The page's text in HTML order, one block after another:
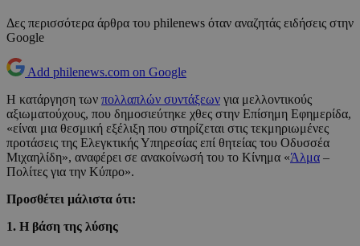
Δες περισσότερα άρθρα του philenews όταν αναζητάς ειδήσεις στην
Google
Add philenews.com on Google
Η κατάργηση των πολλαπλών συντάξεων για μελλοντικούς
αξιωματούχους, που δημοσιεύτηκε χθες στην Επίσημη Εφημερίδα,
«είναι μια θεσμική εξέλιξη που στηρίζεται στις τεκμηριωμένες
προτάσεις της Ελεγκτικής Υπηρεσίας επί θητείας του Οδυσσέα
Μιχαηλίδη», αναφέρει σε ανακοίνωσή του το Κίνημα «Άλμα –
Πολίτες για την Κύπρο».
Προσθέτει μάλιστα ότι:
1. Η βάση της λύσης